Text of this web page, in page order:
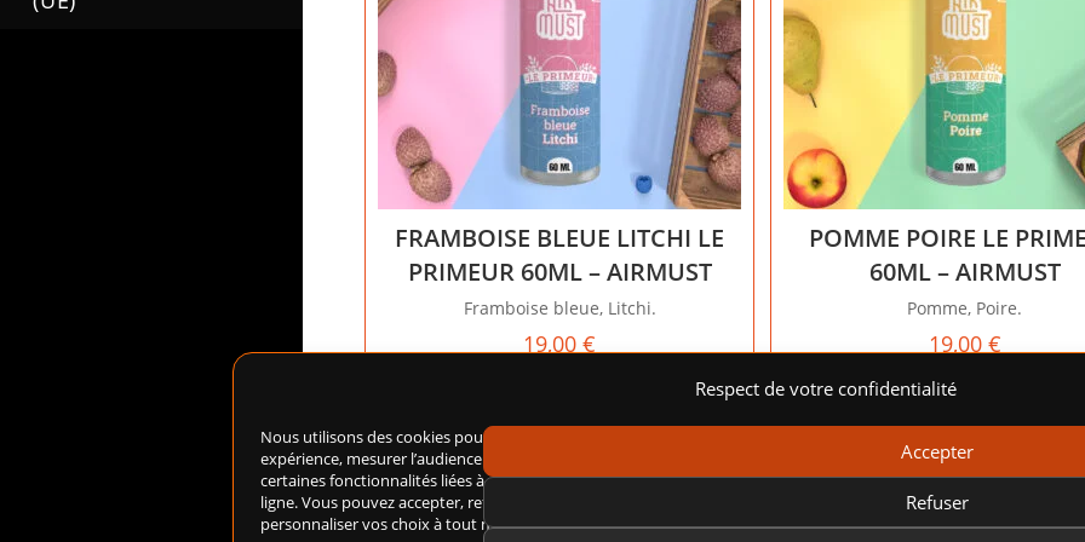
Respect de votre confidentialité
Nous utilisons des cookies pour améliorer votre
expérience, mesurer l’audience du site et proposer
certaines fonctionnalités liées à notre boutique en
ligne. Vous pouvez accepter, refuser ou
personnaliser vos choix à tout moment.
Accepter
Refuser
FRAMBOISE BLEUE LITCHI LE
PRIMEUR 60ML – AIRMUST
Framboise bleue, Litchi.
19,00€
POMME POIRE LE
60ML – AIRMUST
Pomme, Poire.
19,00 €
Ajouter au panier